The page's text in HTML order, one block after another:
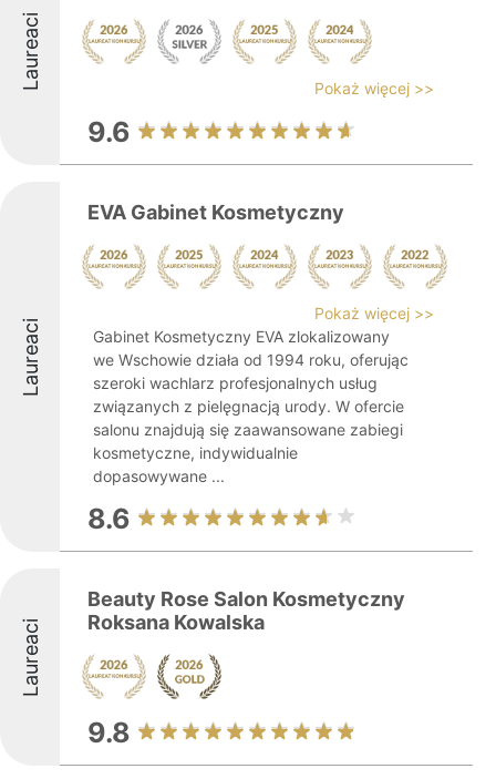
Laureaci Pokaż więcej >>
9.6
Laureaci
EVA Gabinet Kosmetyczny
Pokaż więcej >>
Gabinet Kosmetyczny EVA zlokalizowany
we Wschowie działa od 1994 roku, oferując
szeroki wachlarz profesjonalnych usług
związanych z pielęgnacją urody. W ofercie
salonu znajdują się zaawansowane zabiegi
kosmetyczne, indywidualnie
dopasowywane ...
8.6
Laureaci
Beauty Rose Salon Kosmetyczny
Roksana Kowalska
9.8